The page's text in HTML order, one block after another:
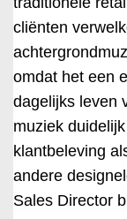
cliënten
omdat het een
dagelijks leven
muziek
klantbeleving
andere
Sales Director